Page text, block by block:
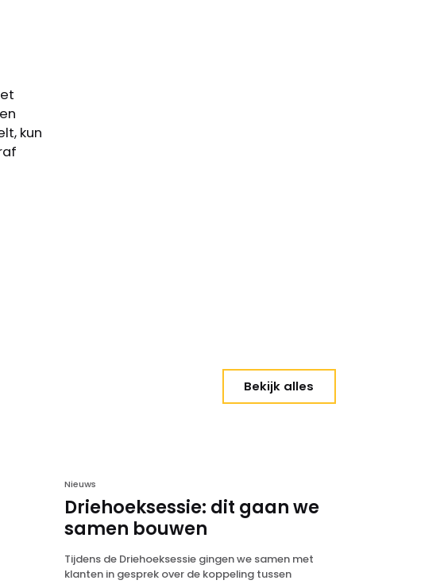
kun
Bekijk alles
Nieuws
Driehoeksessie: dit gaan we
samen bouwen
Tijdens de Driehoeksessie gingen we samen met
klanten in gesprek over de koppeling tussen